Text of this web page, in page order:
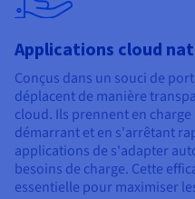
Applications cloud
Conçus dans un souci de
déplacent de manière
cloud. Ils prennent en
démarrant et en s'arrêtant
applications de s'adapter
besoins de charge. Cette
essentielle pour maximiser